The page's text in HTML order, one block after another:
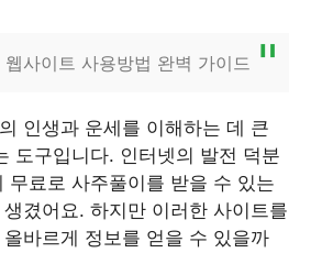
사이트 사용방법 완벽 가이드
인생과 운세를 이해하는 데 큰
도구입니다. 인터넷의 발전 덕분
무료로 사주풀이를 받을 수 있는
겼어요. 하지만 이러한 사이트를
바르게 정보를 얻을 수 있을까